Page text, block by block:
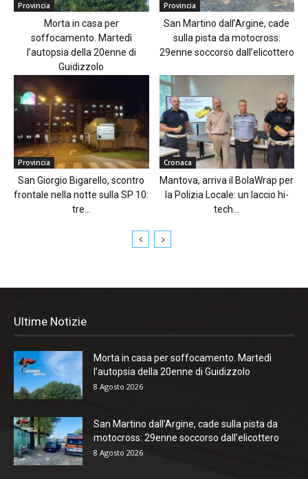
Provincia
Morta in casa per
soffocamento. Martedì
l’autopsia della 20enne di
Guidizzolo
Provincia
San Martino dall’Argine, cade
sulla pista da motocross:
29enne soccorso dall’elicottero
Provincia
San Giorgio Bigarello, scontro
frontale nella notte sulla SP 10:
tre...
Cronaca
Mantova, arriva il BolaWrap per
la Polizia Locale: un laccio hi-
tech...
Ultime Notizie
Morta in casa per soffocamento. Martedì
l’autopsia della 20enne di Guidizzolo
8 Agosto 2026
San Martino dall’Argine, cade sulla pista da
motocross: 29enne soccorso dall’elicottero
8 Agosto 2026